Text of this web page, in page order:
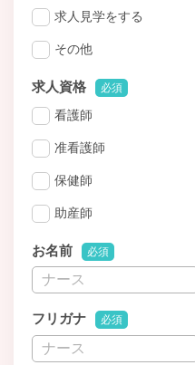
求人見学をする
その他
求人資格 必須
看護師
准看護師
保健師
助産師
お名前 必須
フリガナ 必須